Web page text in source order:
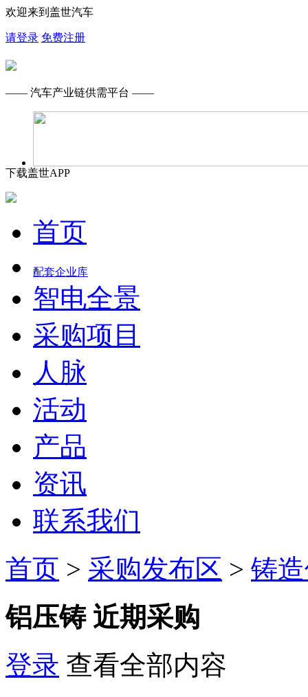
欢迎来到盖世汽车
请登录 免费注册
—— 汽车产业链供需平台 ——
下载盖世APP
首页
配套企业库
智电全景
采购项目
人脉
活动
产品
资讯
联系我们
首页 > 采购发布区 > 铸
铝压铸 近期采购
登录 查看全部内容